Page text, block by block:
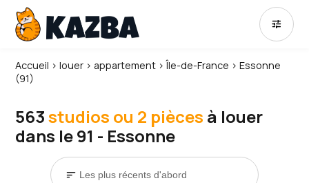
tune
Accueil ›louer › appartement ›Île-de-France ›Essonne
(91)
563studios ou 2 pièces à louer
dans le 91 - Essonne
sort